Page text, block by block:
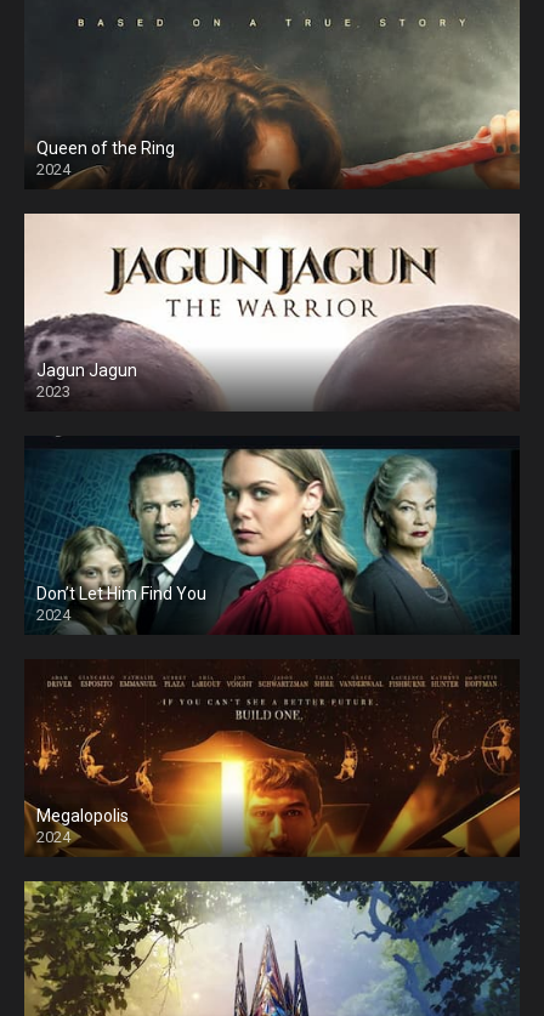
Queen of the Ring
2024
Jagun Jagun
2023
Don’t Let Him Find You
2024
Megalopolis
2024